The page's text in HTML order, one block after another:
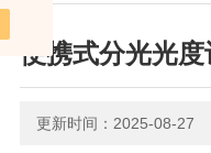
便携式分光光度
更新时间：2025-08-27